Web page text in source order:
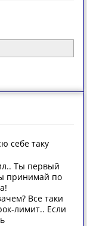
себе таку
Ты первый
принимай по
Все таки
лимит.. Если